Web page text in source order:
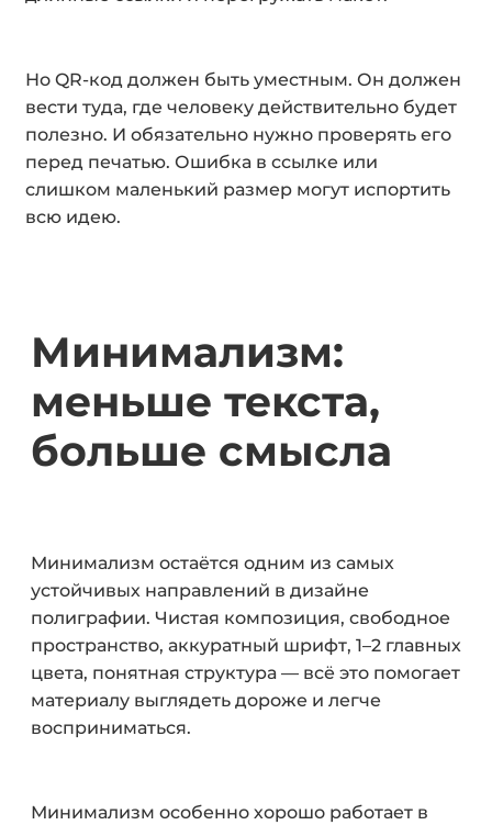
Но QR-код должен быть уместным. Он должен
вести туда, где человеку действительно будет
полезно. И обязательно нужно проверять его
перед печатью. Ошибка в ссылке или
слишком маленький размер могут испортить
всю идею.
Минимализм:
меньше текста,
больше смысла
Минимализм остаётся одним из самых
устойчивых направлений в дизайне
полиграфии. Чистая композиция, свободное
пространство, аккуратный шрифт, 1–2 главных
цвета, понятная структура — всё это помогает
материалу выглядеть дороже и легче
восприниматься.
Минимализм особенно хорошо работает в